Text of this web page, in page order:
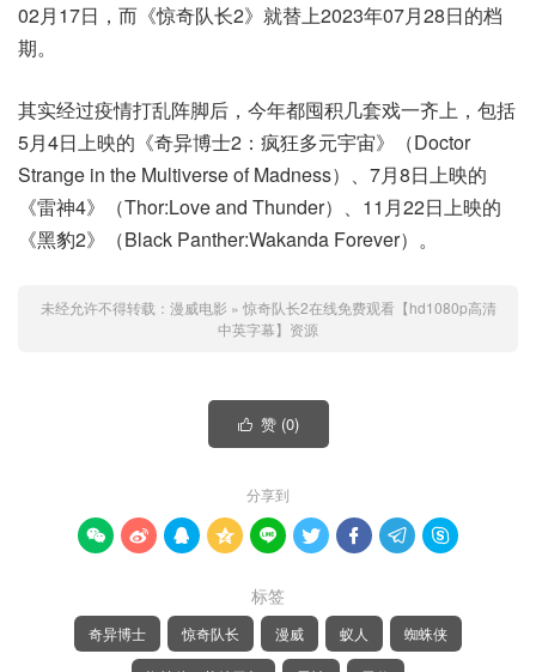
02月17日，而《惊奇队长2》就替上2023年07月28日的档
期。
其实经过疫情打乱阵脚后，今年都囤积几套戏一齐上，包括
5月4日上映的《奇异博士2：疯狂多元宇宙》（Doctor
Strange in the Multiverse of Madness）、7月8日上映的
《雷神4》（Thor:Love and Thunder）、11月22日上映的
《黑豹2》（Black Panther:Wakanda Forever）。
未经允许不得转载： 漫威电影 » 惊奇队长2在线免费观看【hd1080p高清
中英字幕】资源
 赞 (0)
分享到
        
标签
奇异博士 惊奇队长 漫威 蚁人 蜘蛛侠